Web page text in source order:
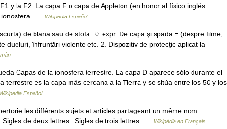
y la F2. La capa F o capa de Appleton (en honor al físico inglés
ionosfera …
Wikipedia Español
de blană sau de stofă. ♢ expr. De capă şi spadă = (despre filme,
dueluri, înfruntări violente etc. 2. Dispozitiv de protecţie aplicat la
Capas de la ionosfera terrestre. La capa D aparece sólo durante el
terrestre es la capa más cercana a la Tierra y se sitúa entre los 50 y los
Wikipedia Español
les différents sujets et articles partageant un même nom.
de deux lettres Sigles de trois lettres …
Wikipédia en Français